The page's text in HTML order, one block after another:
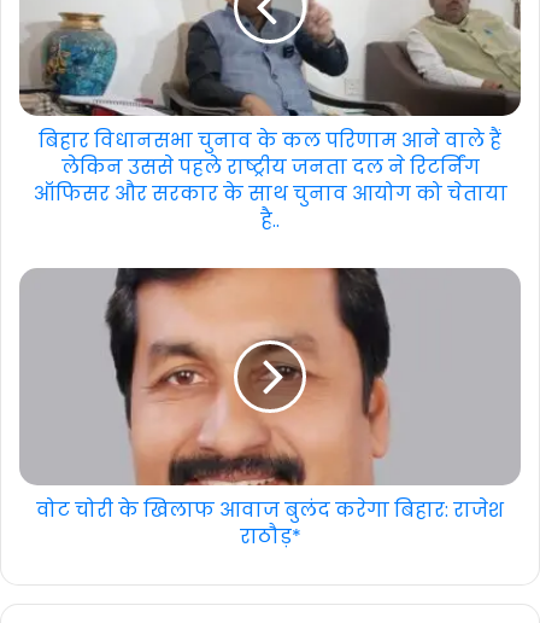
बिहार विधानसभा चुनाव के कल परिणाम आने वाले हैं
लेकिन उससे पहले राष्ट्रीय जनता दल ने रिटर्निंग
ऑफिसर और सरकार के साथ चुनाव आयोग को चेताया
है..
वोट चोरी के खिलाफ आवाज बुलंद करेगा बिहार: राजेश
राठौड़*